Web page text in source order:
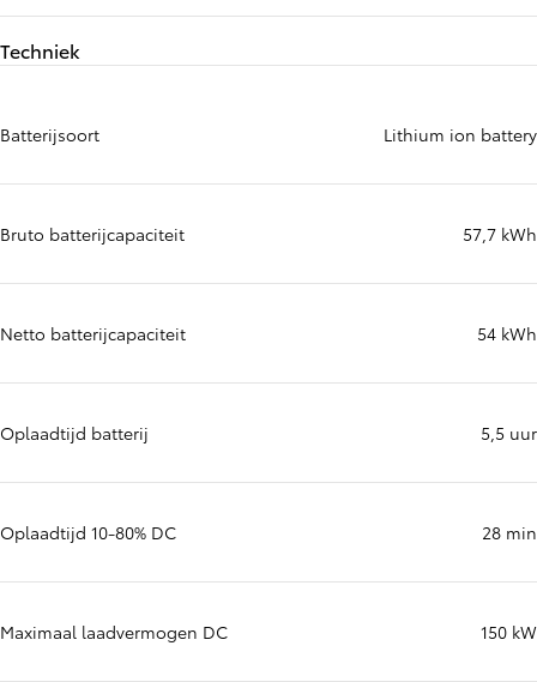
Techniek
Batterijsoort Lithium ion battery
Bruto batterijcapaciteit 57,7 kWh
Netto batterijcapaciteit 54 kWh
Oplaadtijd batterij 5,5 uur
Oplaadtijd 10-80% DC 28 min
Maximaal laadvermogen DC 150 kW